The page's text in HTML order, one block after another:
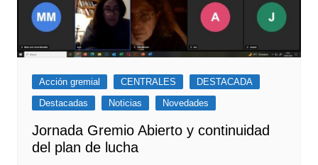
Acción gremial CENTRALES
DESTACADA
Destacadas
Noticias Novedades
Jornada Gremio Abierto y continuidad
del plan de lucha